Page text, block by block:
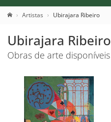
Artistas Ubirajara Ribeiro
Ubirajara Ribeiro
Obras de arte disponíveis